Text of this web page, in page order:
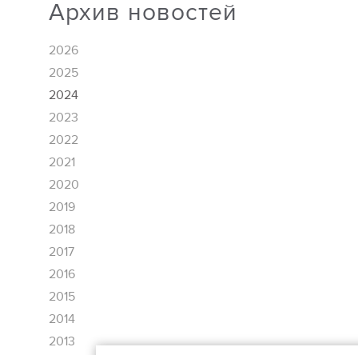
Архив новостей
2026
2025
2024
2023
2022
2021
2020
2019
2018
2017
2016
2015
2014
2013